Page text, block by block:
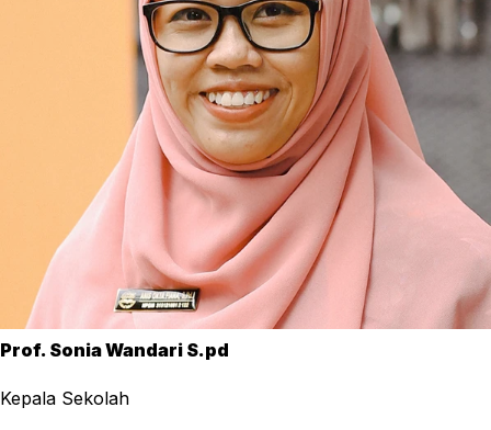
Prof. Sonia Wandari S.pd
Kepala Sekolah